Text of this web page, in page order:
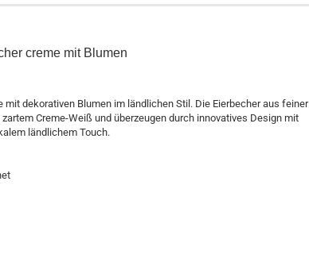
creme mit Blumen
mit dekorativen Blumen im ländlichen Stil. Die Eierbecher aus feiner
Creme-Weiß und überzeugen durch innovatives Design mit
ländlichem Touch.